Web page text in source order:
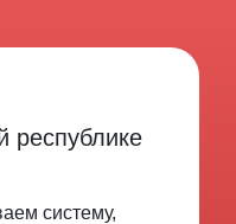
республике
систему,